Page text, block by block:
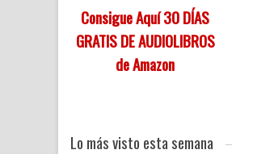
Consigue Aquí 30 DÍAS
GRATIS DE AUDIOLIBROS
de Amazon
Lo más visto esta semana